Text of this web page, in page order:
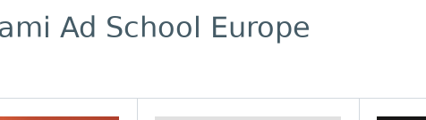
Ad School Europe